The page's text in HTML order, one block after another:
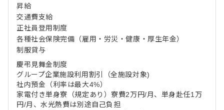
昇給
交通費支給
正社員登用制度
各種社会保険完備（雇用・労災・健康・厚生年金）
制服貸与
慶弔見舞金制度
グループ企業施設利用割引（全施設対象)
社内預金（利率は最大4%）
家電付き単身寮（規定あり）寮費2万円/月、単身赴任1万
円/月、水光熱費は別途自己負担